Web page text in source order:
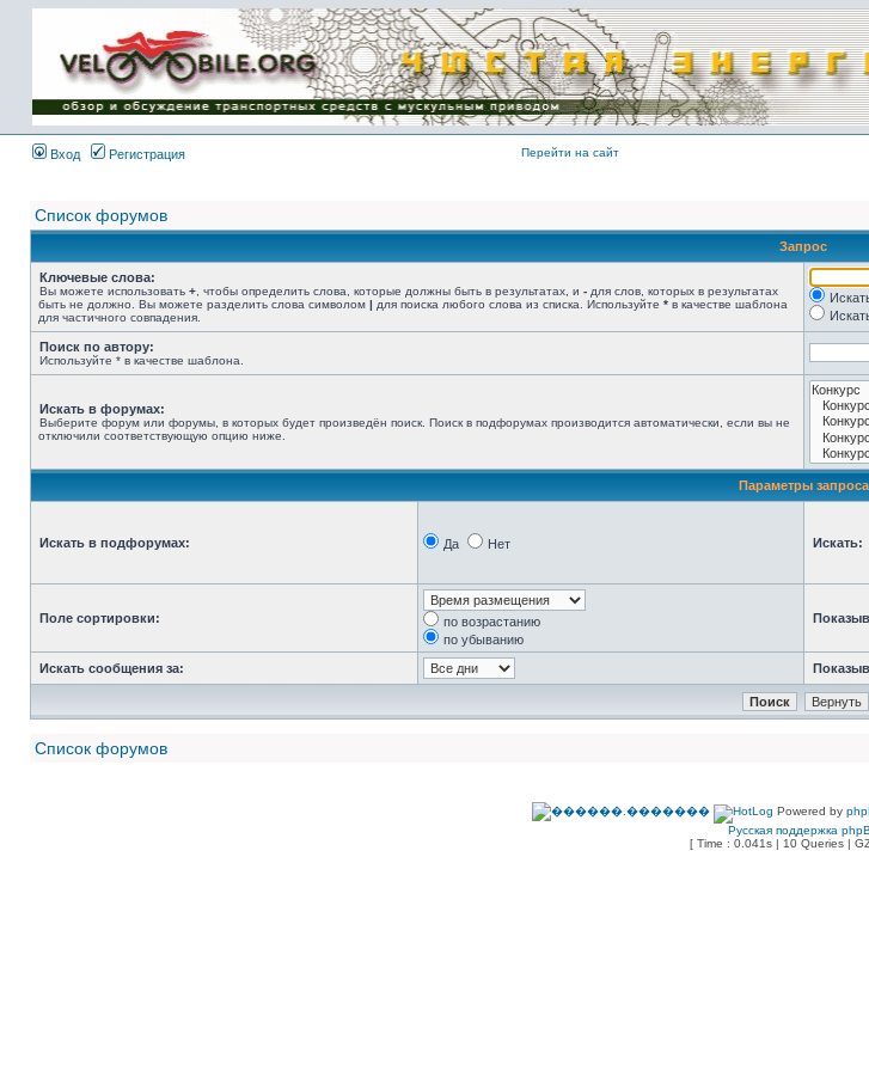
Имя пользователя:
Пароль:
{ LOG_ME_IN_SHORT
}
Вход Регистрация Перейти на сайт
Список форумов
Запрос
Ключевые слова:
Вы можете использовать + , чтобы определить слова, которые должны быть в результатах, и - для слов, которых в результатах
быть не должно. Вы можете разделить слова символом | для поиска любого слова из списка. Используйте * в качестве шаблона
для частичного совпадения.
Поиск по автору:
Используйте * в качестве шаблона.
Искать в форумах:
Выберите форум или форумы, в которых будет произведён поиск. Поиск в подфорумах производится автоматически, если вы не
отключили соответствующую опцию ниже.
Параметры запроса
Искать в подфорумах: Да Нет Искать:
Поле сортировки:
по возрастанию
по убыванию
Искать сообщения за:
Список форумов
Powered by
Русская поддержка
[ Time : 0.041s | 10 Queries |